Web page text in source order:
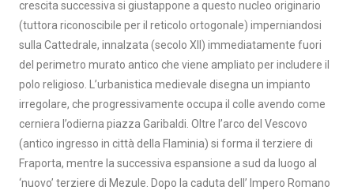
crescita successiva si giustappone a questo nucleo originario
(tuttora riconoscibile per il reticolo ortogonale) imperniandosi
sulla Cattedrale, innalzata (secolo XII) immediatamente fuori
del perimetro murato antico che viene ampliato per includere il
polo religioso. L’urbanistica medievale disegna un impianto
irregolare, che progressivamente occupa il colle avendo come
cerniera l’odierna piazza Garibaldi. Oltre l’arco del Vescovo
(antico ingresso in città della Flaminia) si forma il terziere di
Fraporta, mentre la successiva espansione a sud da luogo al
‘nuovo’ terziere di Mezule. Dopo la caduta dell’ Impero Romano